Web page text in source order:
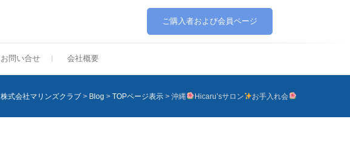
ご購入者および会員ページ
お問い合せ 会社概要
株式会社マリンズクラブ > Blog >TOPページ表示 >沖縄 Hicaru’sサロン お手入れ会